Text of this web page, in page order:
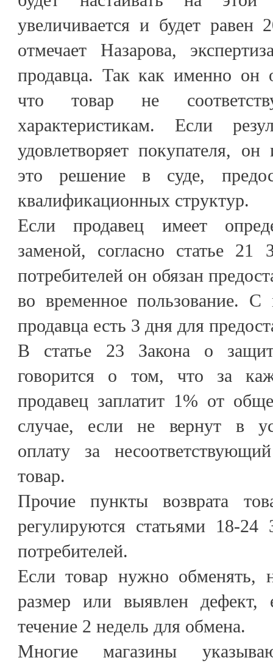
увеличивается и будет
отмечает Назарова,
продавца. Так как именно он
что товар не
характеристикам. Если
удовлетворяет покупателя,
это решение в суде,
квалификационных структур.
Если продавец имеет
заменой, согласно статье 21
потребителей он обязан
во временное пользование.
продавца есть 3 дня для
В статье 23 Закона о
говорится о том, что за
продавец заплатит 1% от
случае, если не вернут в
оплату за
товар.
Прочие пункты возврата
регулируются статьями 18-
потребителей.
Если товар нужно обменять,
размер или выявлен
течение 2 недель для обмена.
Многие магазины